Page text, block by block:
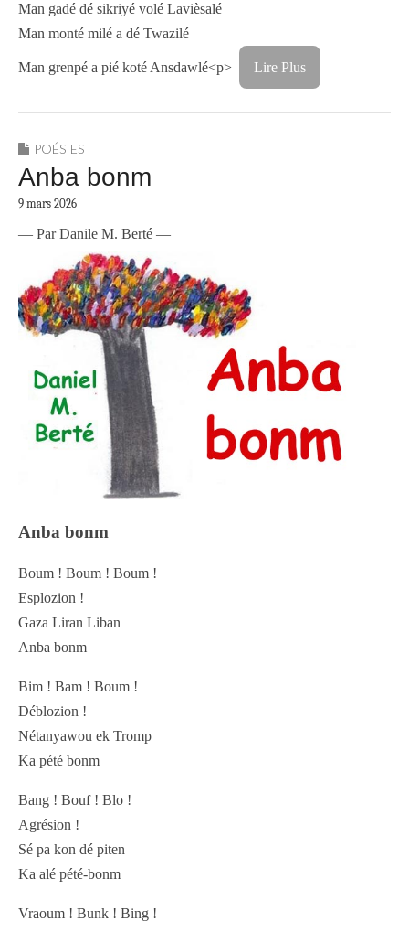
Man gadé dé sikriyé volé Lavièsalé
Man monté milé a dé Twazilé
Man grenpé a pié koté Ansdawlé<p> Lire Plus
POÉSIES
Anba bonm
9 mars 2026
— Par Danile M. Berté —
Anba bonm
Boum ! Boum ! Boum !
Esplozion !
Gaza Liran Liban
Anba bonm
Bim ! Bam ! Boum !
Déblozion !
Nétanyawou ek Tromp
Ka pété bonm
Bang ! Bouf ! Blo !
Agrésion !
Sé pa kon dé piten
Ka alé pété-bonm
Vraoum ! Bunk ! Bing !